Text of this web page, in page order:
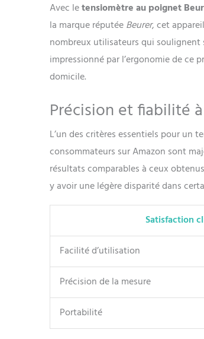
Avec letensiomètre au poignet
la marque réputéeBeurer, cet
nombreux utilisateurs qui soulignent
impressionné par l’ergonomie de
domicile.
Précision et fiabilité
L’un des critères essentiels pour un
consommateurs sur Amazon sont
résultats comparables à ceux
y avoir une légère disparité dans
Satisfaction
Facilité d’utilisation
Précision de la mesure
Portabilité